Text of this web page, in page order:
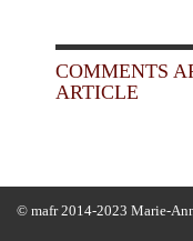
COMMENTS
ARTICLE
© mafr 2014-2023 Marie-